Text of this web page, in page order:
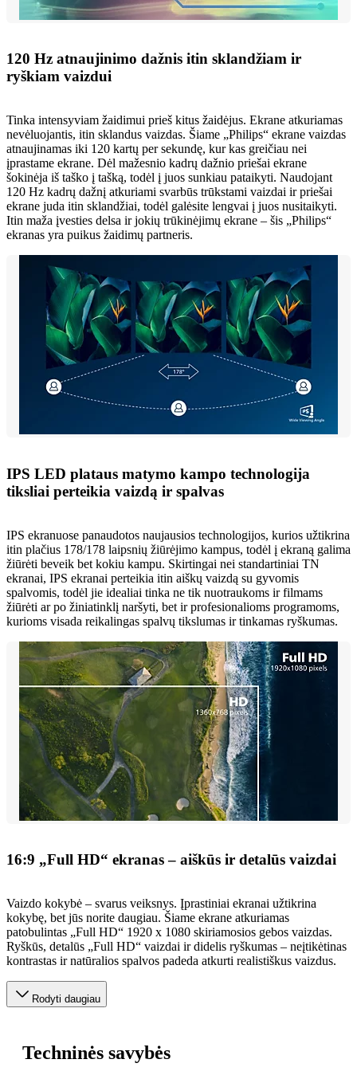
120 Hz atnaujinimo dažnis itin sklandžiam ir
ryškiam vaizdui
Tinka intensyviam žaidimui prieš kitus žaidėjus. Ekrane atkuriamas
nevėluojantis, itin sklandus vaizdas. Šiame „Philips“ ekrane vaizdas
atnaujinamas iki 120 kartų per sekundę, kur kas greičiau nei
įprastame ekrane. Dėl mažesnio kadrų dažnio priešai ekrane
šokinėja iš taško į tašką, todėl į juos sunkiau pataikyti. Naudojant
120 Hz kadrų dažnį atkuriami svarbūs trūkstami vaizdai ir priešai
ekrane juda itin sklandžiai, todėl galėsite lengvai į juos nusitaikyti.
Itin maža įvesties delsa ir jokių trūkinėjimų ekrane – šis „Philips“
ekranas yra puikus žaidimų partneris.
IPS LED plataus matymo kampo technologija
tiksliai perteikia vaizdą ir spalvas
IPS ekranuose panaudotos naujausios technologijos, kurios užtikrina
itin plačius 178/178 laipsnių žiūrėjimo kampus, todėl į ekraną galima
žiūrėti beveik bet kokiu kampu. Skirtingai nei standartiniai TN
ekranai, IPS ekranai perteikia itin aiškų vaizdą su gyvomis
spalvomis, todėl jie idealiai tinka ne tik nuotraukoms ir filmams
žiūrėti ar po žiniatinklį naršyti, bet ir profesionalioms programoms,
kurioms visada reikalingas spalvų tikslumas ir tinkamas ryškumas.
16:9 „Full HD“ ekranas – aiškūs ir detalūs vaizdai
Vaizdo kokybė – svarus veiksnys. Įprastiniai ekranai užtikrina
kokybę, bet jūs norite daugiau. Šiame ekrane atkuriamas
patobulintas „Full HD“ 1920 x 1080 skiriamosios gebos vaizdas.
Ryškūs, detalūs „Full HD“ vaizdai ir didelis ryškumas – neįtikėtinas
kontrastas ir natūralios spalvos padeda atkurti realistiškus vaizdus.
Rodyti daugiau
Techninės savybės